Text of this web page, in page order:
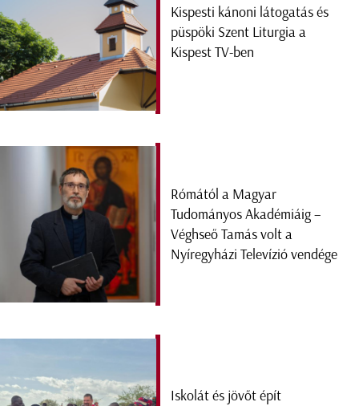
Kispesti kánoni látogatás és
püspöki Szent Liturgia a
Kispest TV-ben
Rómától a Magyar
Tudományos Akadémiáig –
Véghseő Tamás volt a
Nyíregyházi Televízió vendége
Iskolát és jövőt épít